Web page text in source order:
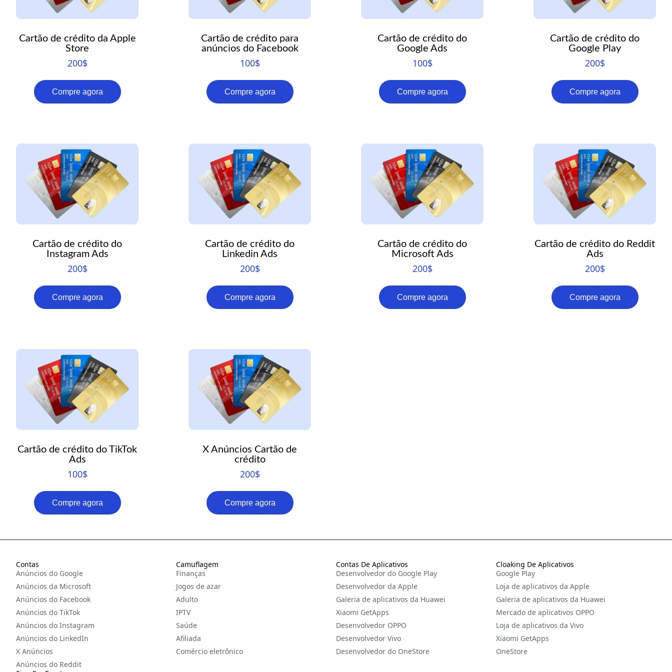
Cartão de crédito da Apple
Store
200$
Compre agora
Cartão de crédito para
anúncios do Facebook
100$
Compre agora
Cartão de crédito do
Google Ads
100$
Compre agora
Cartão de crédito do
Google Play
200$
Compre agora
Cartão de crédito do
Instagram Ads
200$
Compre agora
Cartão de crédito do
Linkedin Ads
200$
Compre agora
Cartão de crédito do
Microsoft Ads
200$
Compre agora
Cartão de crédito do Reddit
Ads
200$
Compre agora
Cartão de crédito do TikTok
Ads
100$
Compre agora
X Anúncios Cartão de
crédito
200$
Compre agora
Contas
Anúncios do Google
Anúncios da Microsoft
Anúncios do Facebook
Anúncios do TikTok
Anúncios do Instagram
Anúncios do LinkedIn
X Anúncios
Anúncios do Reddit
Camuflagem
Finanças
Jogos de azar
Adulto
IPTV
Saúde
Afiliada
Comércio eletrônico
Contas De Aplicativos
Desenvolvedor do Google Play
Desenvolvedor da Apple
Galeria de aplicativos da Huawei
Xiaomi GetApps
Desenvolvedor OPPO
Desenvolvedor Vivo
Desenvolvedor do OneStore
Cloaking De Aplicativos
Google Play
Loja de aplicativos da Apple
Galeria de aplicativos da Huawei
Mercado de aplicativos OPPO
Loja de aplicativos da Vivo
Xiaomi GetApps
OneStore